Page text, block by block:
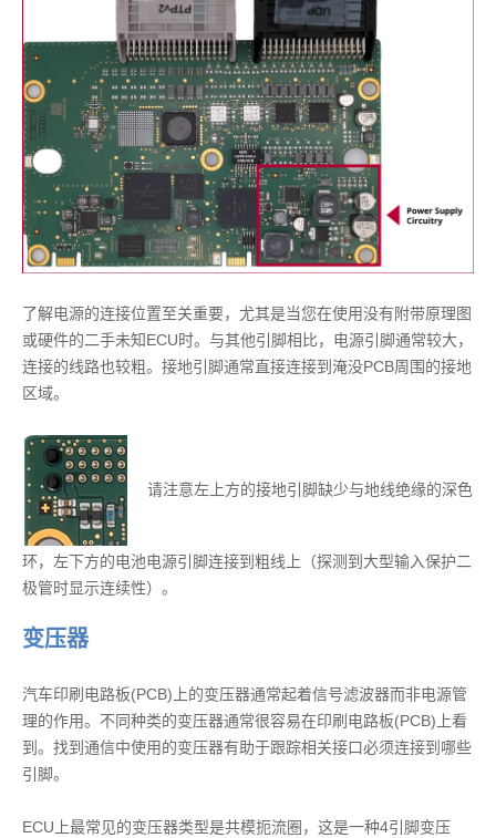
了解电源的连接位置至关重要，尤其是当您在使用没有附带原理图
或硬件的二手未知ECU时。与其他引脚相比，电源引脚通常较大，
连接的线路也较粗。接地引脚通常直接连接到淹没PCB周围的接地
区域。
请注意左上方的接地引脚缺少与地线绝缘的深色
环，左下方的电池电源引脚连接到粗线上（探测到大型输入保护二
极管时显示连续性）。
变压器
汽车印刷电路板(PCB)上的变压器通常起着信号滤波器而非电源管
理的作用。不同种类的变压器通常很容易在印刷电路板(PCB)上看
到。找到通信中使用的变压器有助于跟踪相关接口必须连接到哪些
引脚。
ECU上最常见的变压器类型是共模扼流圈，这是一种4引脚变压